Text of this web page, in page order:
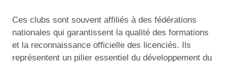
Ces clubs sont souvent affiliés à des fédérations
nationales qui garantissent la qualité des formations
et la reconnaissance officielle des licenciés. Ils
représentent un pilier essentiel du développement du